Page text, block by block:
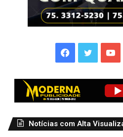
Facebook
Twitter
Notícias com Alta